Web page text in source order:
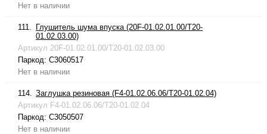
Нет в наличии
111.
Глушитель шума впуска (20F-01.02.01.00/T20-
01.02.03.00)
Артикул 20F-01.02.01.00/T20-01.02.03.00
Паркод: C3060517
Нет в наличии
114.
Заглушка резиновая (F4-01.02.06.06/T20-01.02.04)
Артикул F4-01.02.06.06/T20-01.02.04
Паркод: C3050507
Нет в наличии